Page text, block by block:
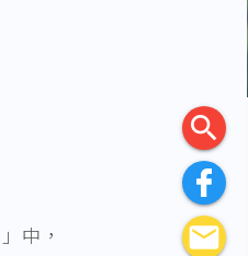
」中，
search
email